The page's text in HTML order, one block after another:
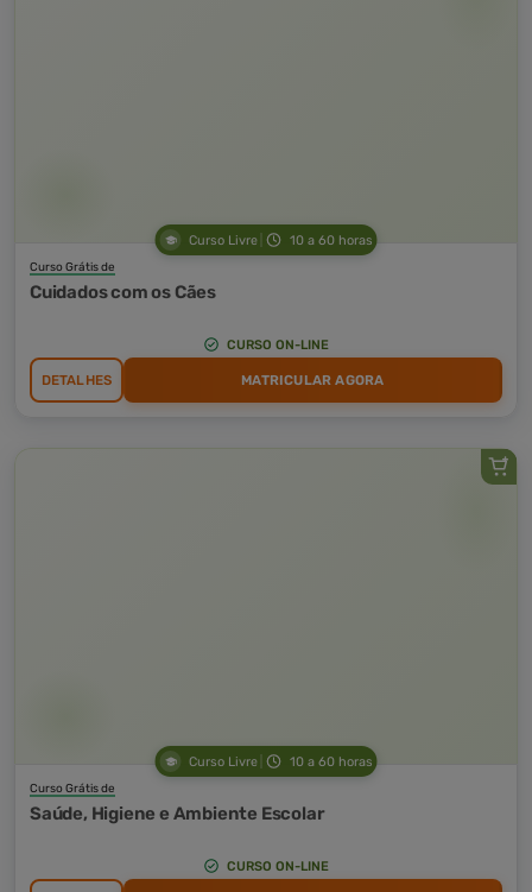
Curso Livre 10 a 60 horas
Curso Grátis de
Cuidados com os Cães
CURSO ON-LINE
DETALHES MATRICULAR AGORA
Curso Livre 10 a 60 horas
Curso Grátis de
Saúde, Higiene e Ambiente Escolar
CURSO ON-LINE